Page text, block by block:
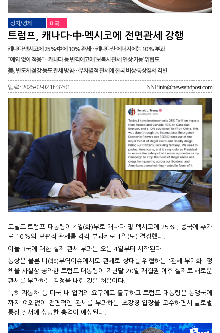
정치/경제 미국
트럼프, 캐나다·中·멕시코에 전면관세 강행
캐나다·멕시코에 25%·中에 10% 관세…캐나다산 에너지에는 10% 부과
“예외 없이 적용”…캐나다 등 반격예고에 ‘보복시 관세 인상 가능’ 위협도
美, 반도체·철강 등도 관세 방침…무차별적 관세에 한국 비상·통상질서 격변
입력: 2025-02-02 16:37:01 NNPinfo@newsandpost.com
도널드 트럼프 대통령이 4일(화)부로 캐나다 및 멕시코에 25%, 중국에 추가
로 10%의 보편적 관세를 각각 부과키로 1일(토) 결정했다.
이들 3국에 대한 실제 관세 부과는 오는 4일부터 시작된다.
통상은 물론 비(非)무역이슈에서도 관세로 상대를 위협하는 '관세 무기화' 정
책을 사실상 공약한 트럼프 대통령이 지난달 20일 재집권 이후 실제로 새로운
관세를 부과하는 결정을 내린 것은 처음이다.
특히 자동차 등 미국 내 업계의 요구에도 불구하고 트럼프 대통령은 동맹국에
까지 예외없이 전면적인 관세를 부과하는 초강경 입장을 고수하면서 글로벌
통상 질서에 상당한 충격이 예상된다.